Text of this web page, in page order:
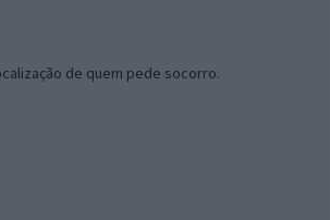
de quem pede socorro.